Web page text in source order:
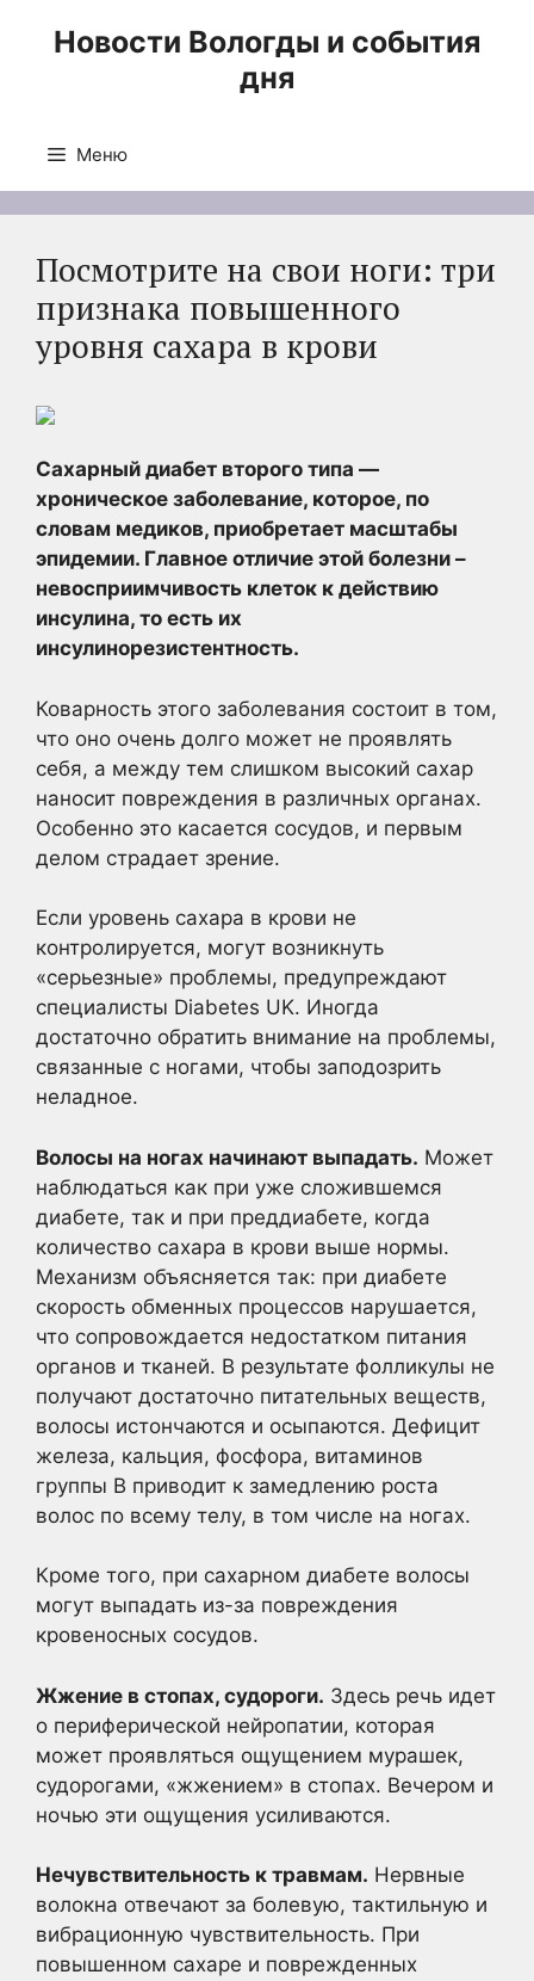
Новости Вологды и события
дня
Меню
Посмотрите на свои ноги: три
признака повышенного
уровня сахара в крови
Сахарный диабет второго типа —
хроническое заболевание, которое, по
словам медиков, приобретает масштабы
эпидемии. Главное отличие этой болезни –
невосприимчивость клеток к действию
инсулина, то есть их
инсулинорезистентность.
Коварность этого заболевания состоит в том,
что оно очень долго может не проявлять
себя, а между тем слишком высокий сахар
наносит повреждения в различных органах.
Особенно это касается сосудов, и первым
делом страдает зрение.
Если уровень сахара в крови не
контролируется, могут возникнуть
«серьезные» проблемы, предупреждают
специалисты Diabetes UK. Иногда
достаточно обратить внимание на проблемы,
связанные с ногами, чтобы заподозрить
неладное.
Волосы на ногах начинают выпадать. Может
наблюдаться как при уже сложившемся
диабете, так и при преддиабете, когда
количество сахара в крови выше нормы.
Механизм объясняется так: при диабете
скорость обменных процессов нарушается,
что сопровождается недостатком питания
органов и тканей. В результате фолликулы не
получают достаточно питательных веществ,
волосы истончаются и осыпаются. Дефицит
железа, кальция, фосфора, витаминов
группы В приводит к замедлению роста
волос по всему телу, в том числе на ногах.
Кроме того, при сахарном диабете волосы
могут выпадать из-за повреждения
кровеносных сосудов.
Жжение в стопах, судороги. Здесь речь идет
о периферической нейропатии, которая
может проявляться ощущением мурашек,
судорогами, «жжением» в стопах. Вечером и
ночью эти ощущения усиливаются.
Нечувствительность к травмам. Нервные
волокна отвечают за болевую, тактильную и
вибрационную чувствительность. При
повышенном сахаре и поврежденных